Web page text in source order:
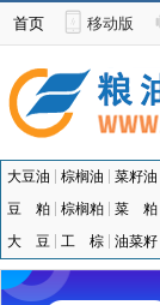
首页 移动版
大豆油 棕榈油 菜籽油
豆 粕
棕榈粕 菜 粕
大 豆
工 棕 油菜籽